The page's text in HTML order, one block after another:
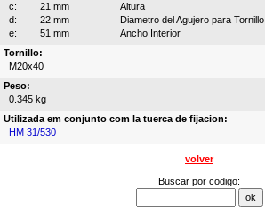
c:
21 mm
Altura
d:
22 mm
Diametro del Agujero para Tornillo
e:
51 mm
Ancho Interior
Tornillo:
M20x40
Peso:
0.345 kg
Utilizada em conjunto com la tuerca de fijacion:
HM 31/530
volver
Buscar por codigo: